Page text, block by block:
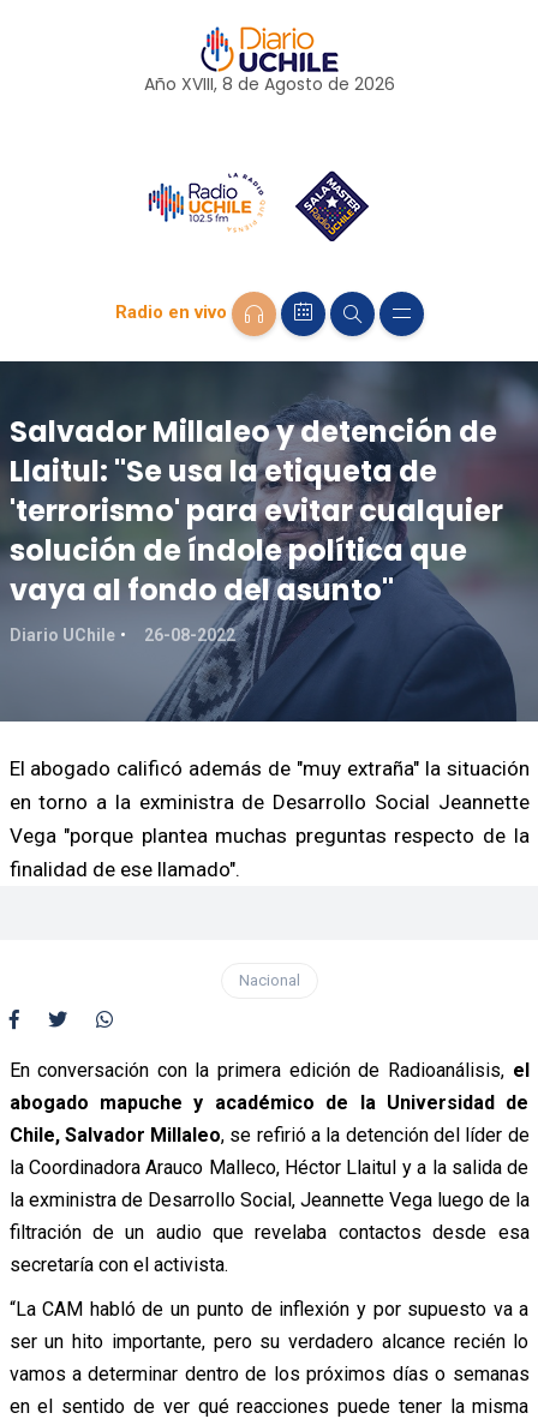
Año XVIII, 8 de Agosto de 2026
Radio en vivo
Salvador Millaleo y detención de
Llaitul: "Se usa la etiqueta de
'terrorismo' para evitar cualquier
solución de índole política que
vaya al fondo del asunto"
Diario UChile 26-08-2022
El abogado calificó además de "muy extraña" la situación
en torno a la exministra de Desarrollo Social Jeannette
Vega "porque plantea muchas preguntas respecto de la
finalidad de ese llamado".
Nacional
En conversación con la primera edición de Radioanálisis, el
abogado mapuche y académico de la Universidad de
Chile, Salvador Millaleo, se refirió a la detención del líder de
la Coordinadora Arauco Malleco, Héctor Llaitul y a la salida de
la exministra de Desarrollo Social, Jeannette Vega luego de la
filtración de un audio que revelaba contactos desde esa
secretaría con el activista.
“La CAM habló de un punto de inflexión y por supuesto va a
ser un hito importante, pero su verdadero alcance recién lo
vamos a determinar dentro de los próximos días o semanas
en el sentido de ver qué reacciones puede tener la misma